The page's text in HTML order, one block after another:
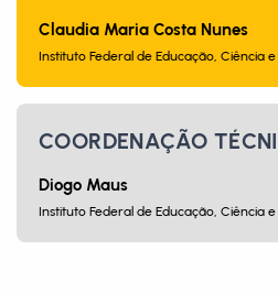
Claudia Maria Costa Nunes
Instituto Federal de Educação, Ciência
COORDENAÇÃO
Diogo Maus
Instituto Federal de Educação, Ciência